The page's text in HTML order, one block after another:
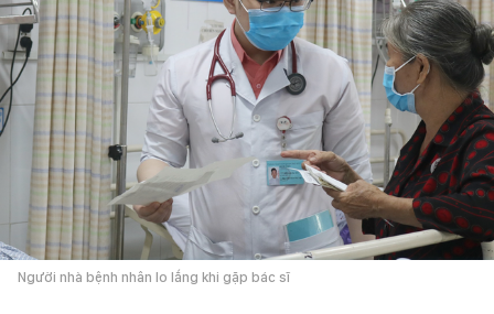
Người nhà bệnh nhân lo lắng khi gặp bác sĩ